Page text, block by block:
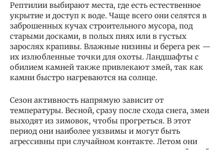
Рептилии выбирают места, где есть естественное
укрытие и доступ к воде. Чаще всего они селятся в
заброшенных кучах строительного мусора, под
старыми досками, в полых пнях или в густых
зарослях крапивы. Влажные низины и берега рек —
их излюбленные точки для охоты. Ландшафты с
обилием камней также привлекают змей, так как
камни быстро нагреваются на солнце.
Сезон активность напрямую зависит от
температуры. Весной, сразу после схода снега, змеи
выходят из зимовок, чтобы прогреться. В этот
период они наиболее уязвимы и могут быть
агрессивны при случайном контакте. Летом они